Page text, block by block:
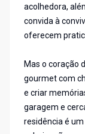
acolhedora,
convida à
oferecem
Mas o coração
gourmet com
e criar
garagem e
residência é